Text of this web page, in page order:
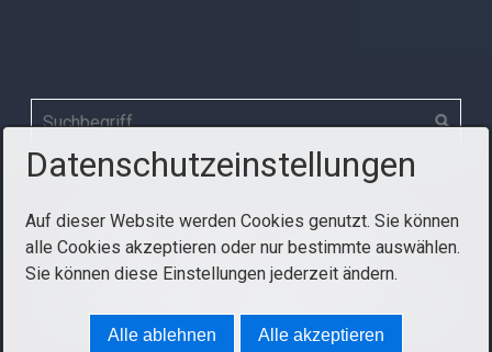
Startseite Impressum und Datenschutz
© 2014-2026 Private Wetterstation
Producer CMS-Baukasten
Datenschutzeinstellungen
Auf dieser Website werden Cookies genutzt. Sie können
alle Cookies akzeptieren oder nur bestimmte auswählen.
Sie können diese Einstellungen jederzeit ändern.
Alle ablehnen Alle akzeptieren